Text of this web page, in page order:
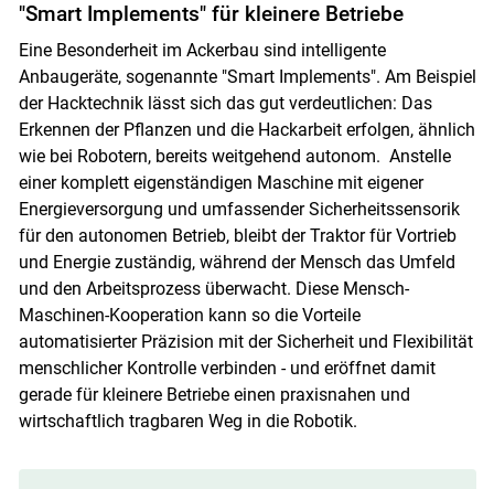
"Smart Implements" für kleinere Betriebe
Eine Besonderheit im Ackerbau sind intelligente
Anbaugeräte, sogenannte "Smart Implements". Am Beispiel
der Hacktechnik lässt sich das gut verdeutlichen: Das
Erkennen der Pflanzen und die Hackarbeit erfolgen, ähnlich
wie bei Robotern, bereits weitgehend autonom. Anstelle
einer komplett eigenständigen Maschine mit eigener
Energieversorgung und umfassender Sicherheitssensorik
für den autonomen Betrieb, bleibt der Traktor für Vortrieb
und Energie zuständig, während der Mensch das Umfeld
und den Arbeitsprozess überwacht. Diese Mensch-
Maschinen-Kooperation kann so die Vorteile
automatisierter Präzision mit der Sicherheit und Flexibilität
menschlicher Kontrolle verbinden - und eröffnet damit
gerade für kleinere Betriebe einen praxisnahen und
wirtschaftlich tragbaren Weg in die Robotik.